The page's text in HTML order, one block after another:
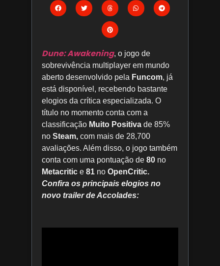
Dune: Awakening, o jogo de
sobrevivência multiplayer em mundo
aberto desenvolvido pela Funcom, já
está disponível, recebendo bastante
elogios da crítica especializada. O
título no momento conta com a
classificação Muito Positiva de 85%
no Steam, com mais de 28,700
avaliações. Além disso, o jogo também
conta com uma pontuação de 80 no
Metacritic e 81 no OpenCritic.
Confira os principais elogios no
novo trailer de Accolades: